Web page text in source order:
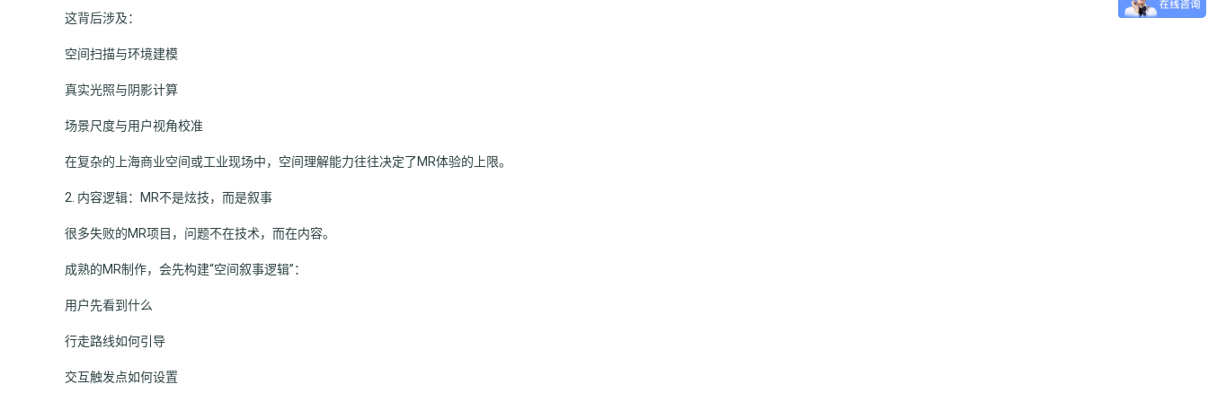
这背后涉及：
空间扫描与环境建模
真实光照与阴影计算
场景尺度与用户视角校准
在复杂的上海商业空间或工业现场中，空间理解能力往往决定了MR体验的上限。
2. 内容逻辑：MR不是炫技，而是叙事
很多失败的MR项目，问题不在技术，而在内容。
成熟的MR制作，会先构建“空间叙事逻辑”：
用户先看到什么
行走路线如何引导
交互触发点如何设置